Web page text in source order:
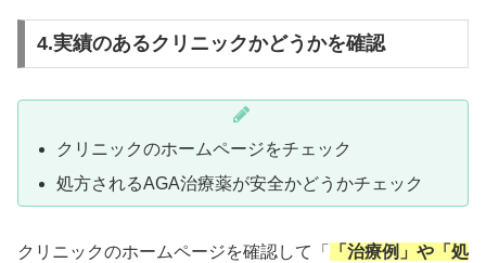
4.実績のあるクリニックかどうかを確認
クリニックのホームページをチェック
処方されるAGA治療薬が安全かどうかチェック
クリニックのホームページを確認して「
「治療例」や「処